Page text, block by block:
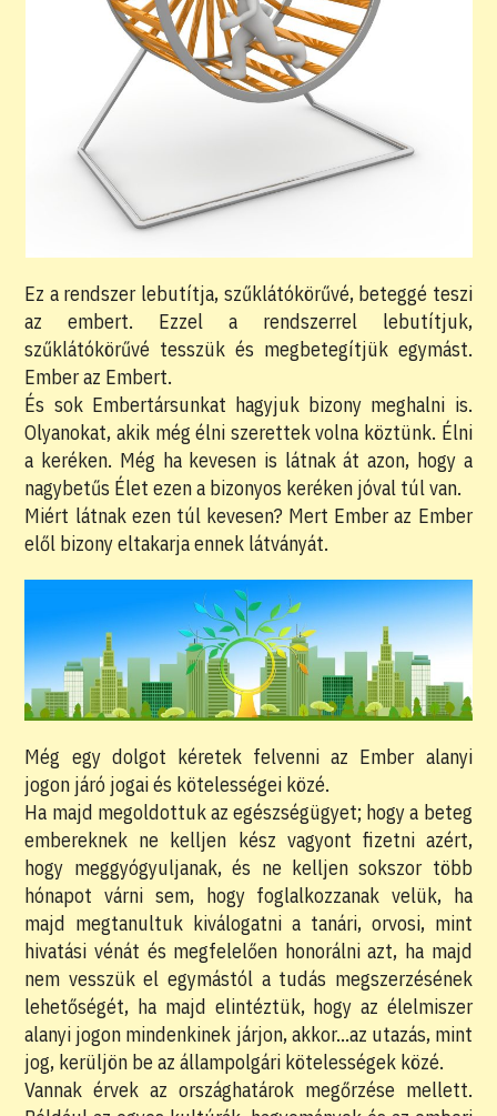
Ez a rendszer lebutítja, szűklátókörűvé, beteggé teszi
az embert. Ezzel a rendszerrel lebutítjuk,
szűklátókörűvé tesszük és megbetegítjük egymást.
Ember az Embert.
És sok Embertársunkat hagyjuk bizony meghalni is.
Olyanokat, akik még élni szerettek volna köztünk. Élni
a keréken. Még ha kevesen is látnak át azon, hogy a
nagybetűs Élet ezen a bizonyos keréken jóval túl van.
Miért látnak ezen túl kevesen? Mert Ember az Ember
elől bizony eltakarja ennek látványát.
Még egy dolgot kéretek felvenni az Ember alanyi
jogon járó jogai és kötelességei közé.
Ha majd megoldottuk az egészségügyet; hogy a beteg
embereknek ne kelljen kész vagyont fizetni azért,
hogy meggyógyuljanak, és ne kelljen sokszor több
hónapot várni sem, hogy foglalkozzanak velük, ha
majd megtanultuk kiválogatni a tanári, orvosi, mint
hivatási vénát és megfelelően honorálni azt, ha majd
nem vesszük el egymástól a tudás megszerzésének
lehetőségét, ha majd elintéztük, hogy az élelmiszer
alanyi jogon mindenkinek járjon, akkor…az utazás, mint
jog, kerüljön be az állampolgári kötelességek közé.
Vannak érvek az országhatárok megőrzése mellett.